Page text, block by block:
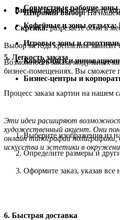
Совместные рабочие зоны
Кофейные и зоны отдыха:
Игровые зоны и
Коворкинги и
Бизнес-центры и
Эти идеи расширяют
художественный акцент. Они
онлайн типографии
искусства и эстетики в
Винная пробка:разрезаете
Скрепка:разрезаете обои в
Выбор метода крепления зависит
Возможность заказа модульных
бизнес-помещениях. Вы сможете
Широкий выбор: На
5. Легкость заказа
Процесс заказа картин на нашем
Выберите изображение из
Определите размеры и
Оформите заказ, указав все
6. Быстрая доставка